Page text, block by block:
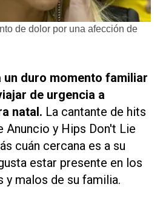
de dolor por una afección de
un duro momento familiar
de urgencia a
natal. La cantante de hits
Anuncio y Hips Don't Lie
cuán cercana es a su
estar presente en los
y malos de su familia.